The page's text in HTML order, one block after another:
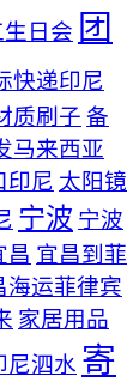
生日会 团
快递印尼
质刷子 备
马来西亚
印尼 太阳镜
宁波 宁波
昌 宜昌到菲
海运菲律宾
家居用品
尼泗水 寄